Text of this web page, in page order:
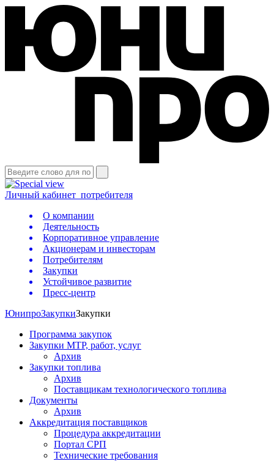
Личный кабинет потребителя
О компании
Деятельность
Корпоративное управление
Акционерам и инвесторам
Потребителям
Закупки
Устойчивое развитие
Пресс-центр
ЮнипроЗакупкиЗакупки
Программа закупок
Закупки МТР, работ, услуг
Архив
Закупки топлива
Архив
Поставщикам технологического топлива
Документы
Архив
Аккредитация поставщиков
Процедура аккредитации
Портал СРП
Технические требования